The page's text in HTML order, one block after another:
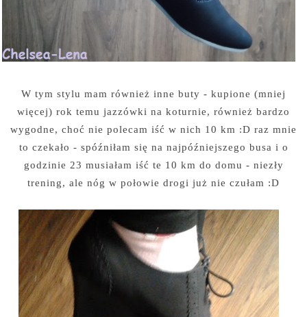
W tym stylu mam również inne buty - kupione (mniej
więcej) rok temu jazzówki na koturnie, również bardzo
wygodne, choć nie polecam iść w nich 10 km :D raz mnie
to czekało - spóźniłam się na najpóźniejszego busa i o
godzinie 23 musiałam iść te 10 km do domu - niezły
trening, ale nóg w połowie drogi już nie czułam :D